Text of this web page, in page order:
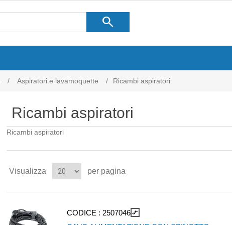
search
/ Aspiratori e lavamoquette / Ricambi aspiratori
Ricambi aspiratori
Ricambi aspiratori
Visualizza per pagina
CODICE : 2507046 compare_arrows